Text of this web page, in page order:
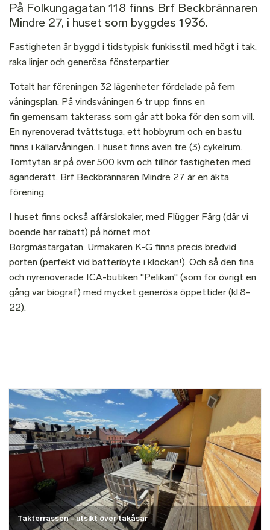
På Folkungagatan 118 finns Brf Beckbrännaren
Mindre 27, i huset som byggdes 1936.
Fastigheten är byggd i tidstypisk funkisstil, med högt i tak,
raka linjer och generösa fönsterpartier.
Totalt har föreningen 32 lägenheter fördelade på fem
våningsplan. På vindsvåningen 6 tr upp finns en
fin gemensam takterass som går att boka för den som vill.
En nyrenoverad tvättstuga, ett hobbyrum och en bastu
finns i källarvåningen. I huset finns även tre (3) cykelrum.
Tomtytan är på över 500 kvm och tillhör fastigheten med
äganderätt. Brf Beckbrännaren Mindre 27 är en äkta
förening.
I huset finns också affärslokaler, med Flügger Färg (där vi
boende har rabatt) på hörnet mot
Borgmästargatan. Urmakaren K-G finns precis bredvid
porten (perfekt vid batteribyte i klockan!). Och så den fina
och nyrenoverade ICA-butiken "Pelikan" (som för övrigt en
gång var biograf) med mycket generösa öppettider (kl.8-
22).
Bild
Takterrassen - utsikt över takåsar